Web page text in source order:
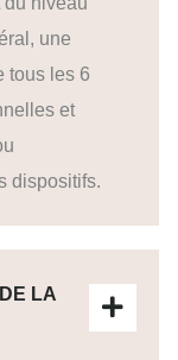
une
tous les 6
et
dispositifs.
LA